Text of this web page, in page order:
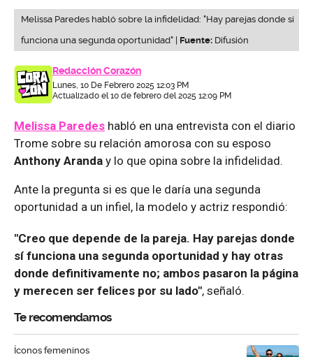
Melissa Paredes habló sobre la infidelidad: "Hay parejas donde sí
funciona una segunda oportunidad" | Fuente: Difusión
Redacción Corazón
Lunes, 10 De Febrero 2025 12:03 PM
Actualizado el 10 de febrero del 2025 12:09 PM
Melissa Paredes habló en una entrevista con el diario
Trome sobre su relación amorosa con su esposo
Anthony Aranda y lo que opina sobre la infidelidad.
Ante la pregunta si es que le daría una segunda
oportunidad a un infiel, la modelo y actriz respondió:
"Creo que depende de la pareja. Hay parejas donde
sí funciona una segunda oportunidad y hay otras
donde definitivamente no; ambos pasaron la página
y merecen ser felices por su lado", señaló.
Te recomendamos
Íconos femeninos